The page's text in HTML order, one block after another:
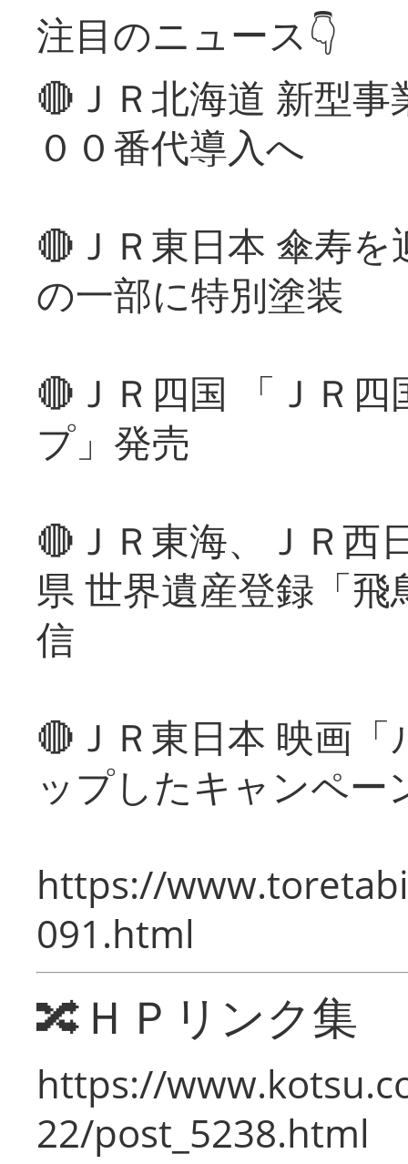
注目のニュース👇
🔴ＪＲ北海道 新型
００番代導入へ
🔴ＪＲ東日本 傘寿
の一部に特別塗装
🔴ＪＲ四国 「ＪＲ
プ」発売
🔴ＪＲ東海、ＪＲ西
県 世界遺産登録「
信
🔴ＪＲ東日本 映画
ップしたキャンペー
https://
091.html
🔀ＨＰリンク集
https://
22/post_5238.html